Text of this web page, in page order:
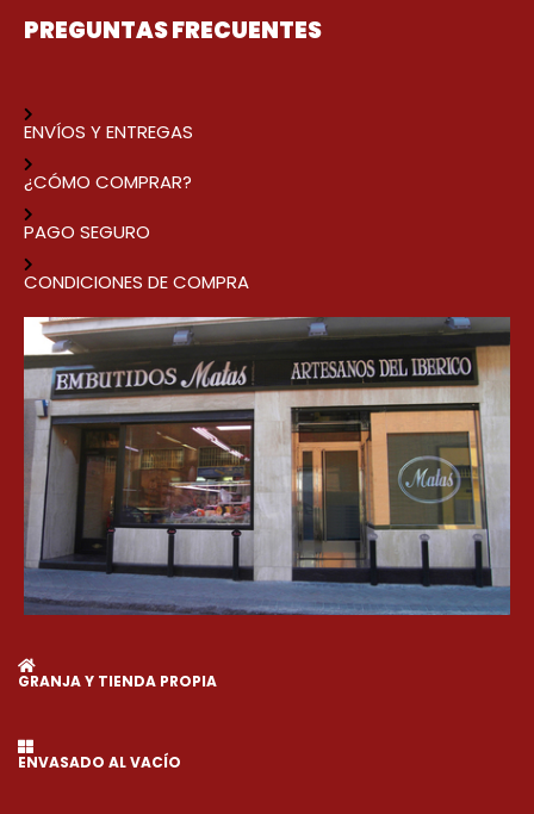
PREGUNTAS FRECUENTES
ENVÍOS Y ENTREGAS
¿CÓMO COMPRAR?
PAGO SEGURO
CONDICIONES DE COMPRA
GRANJA Y TIENDA PROPIA
ENVASADO AL VACÍO